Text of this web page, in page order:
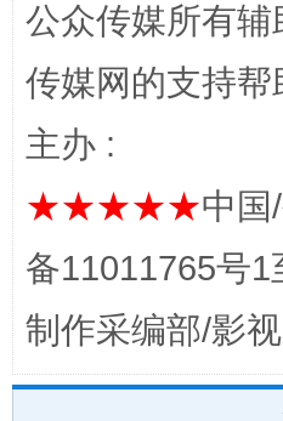
完善运行机制助力责任
公众传媒所有
传媒网的支持
主办 :
★★★★★中国
备11011765号
制作采编部/影